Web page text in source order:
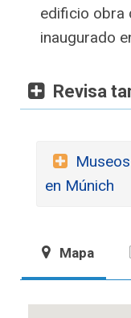
edificio obra
inaugurado
Revisa
en Múnich
Mapa